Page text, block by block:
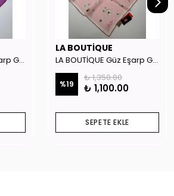
LA BOUTİQUE Güz Eşarp GYSE262908
LA BOUTİQUE
LA BOUTİQUE Güz Eşarp GYSE130804
%19
₺ 1,350.00
₺ 1,100.00
SEPETE EKLE